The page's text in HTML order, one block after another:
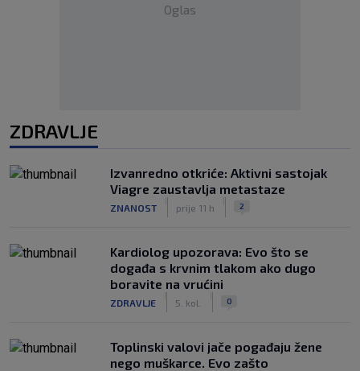
Oglas
ZDRAVLJE
Izvanredno otkriće: Aktivni sastojak
Viagre zaustavlja metastaze
ZNANOST prije 11 h 2
Kardiolog upozorava: Evo što se
događa s krvnim tlakom ako dugo
boravite na vrućini
ZDRAVLJE 5. kol. 0
Toplinski valovi jače pogađaju žene
nego muškarce. Evo zašto